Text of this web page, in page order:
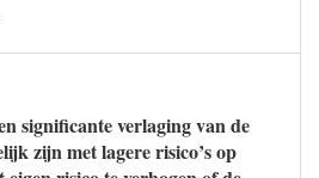
significante verlaging van de
zijn met lagere risico’s op